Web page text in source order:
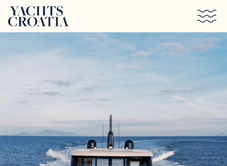
Saltar al contenido principal